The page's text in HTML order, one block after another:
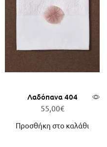
Λαδόπανα 404
55,00€
Προσθήκη στο καλάθι